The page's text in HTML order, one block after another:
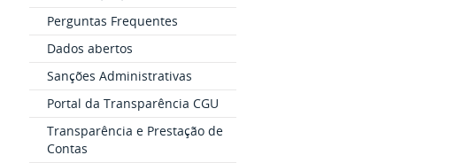
Perguntas Frequentes
Dados abertos
Sanções Administrativas
Portal da Transparência CGU
Transparência e Prestação de
Contas